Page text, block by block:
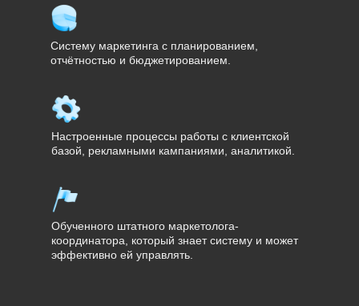
Обученного штатного маркетолога-
координатора, который знает систему и может
эффективно ей управлять.
Систему маркетинга с планированием,
отчётностью и бюджетированием.
Настроенные процессы работы с клиентской
базой, рекламными кампаниями, аналитикой.